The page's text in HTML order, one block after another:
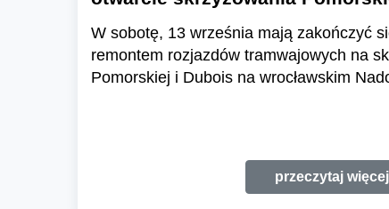
W sobotę, 13 września mają zakończyć
remontem rozjazdów tramwajowych na
Pomorskiej i Dubois na wrocławskim
przeczytaj więcej